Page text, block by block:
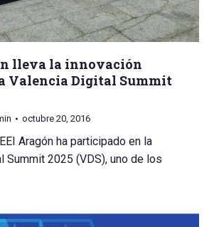
lleva la innovación
Valencia Digital Summit
octubre 20, 2016
Aragón ha participado en la
Summit 2025 (VDS), uno de los